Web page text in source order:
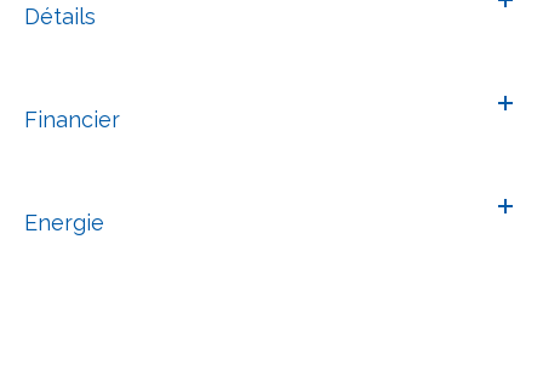
Détails
Financier
Energie